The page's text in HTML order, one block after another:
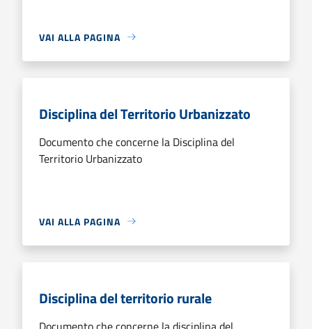
VAI ALLA PAGINA
Disciplina del Territorio Urbanizzato
Documento che concerne la Disciplina del
Territorio Urbanizzato
VAI ALLA PAGINA
Disciplina del territorio rurale